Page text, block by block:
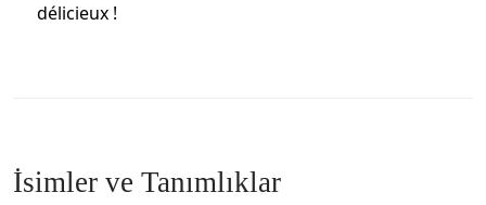
délicieux !
İsimler ve Tanımlıklar